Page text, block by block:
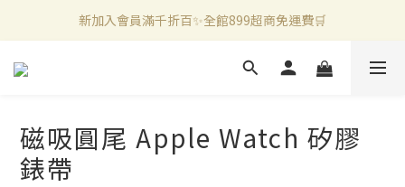
新加入會員滿千折百✨全館899超商免運費🛒
新加入會員滿千折百✨全館899超商免運費🛒
磁吸圓尾 Apple Watch 矽膠
錶帶